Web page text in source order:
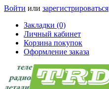
Войти или зарегистрироваться
Закладки (0)
Личный кабинет
Корзина покупок
Оформление заказа